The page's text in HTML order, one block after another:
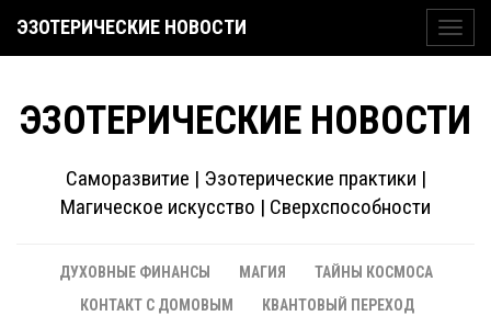
ЭЗОТЕРИЧЕСКИЕ НОВОСТИ
ЭЗОТЕРИЧЕСКИЕ НОВОСТИ
Саморазвитие | Эзотерические практики |
Магическое искусство | Сверхспособности
ДУХОВНЫЕ ФИНАНСЫ МАГИЯ
ТАЙНЫ КОСМОСА
КОНТАКТ С ДОМОВЫМ
КВАНТОВЫЙ ПЕРЕХОД